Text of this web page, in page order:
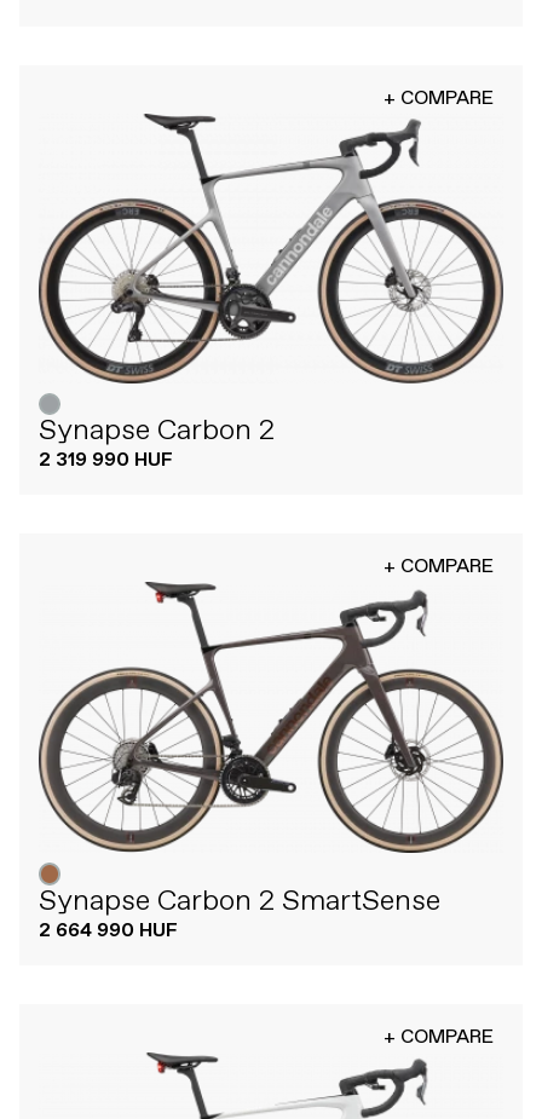
+ COMPARE
Synapse Carbon 2
2 319 990 HUF
+ COMPARE
Synapse Carbon 2 SmartSense
2 664 990 HUF
+ COMPARE